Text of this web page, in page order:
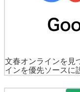
文春オンラインを見
インを優先ソースに